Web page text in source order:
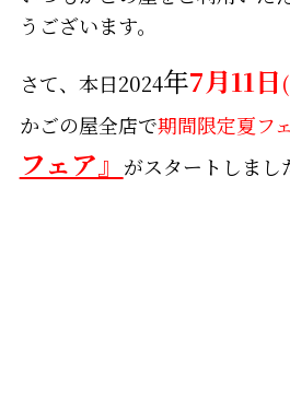
うございます。
さて、本日2024年7月11日
かごの屋全店で期間限定夏フ
フェア』 がスタートしまし